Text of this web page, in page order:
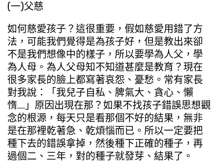
(一)父慈
如何慈愛孩子？這很重要，假如慈愛用錯了方
法，可能我們覺得是為孩子好，但是教出來卻
不是我們想像中的樣子，所以要學為人父，學
為人母。為人父母知不知道甚麼是教育？現在
很多家長的臉上都寫著哀怨、憂愁。常有家長
對我說：「我兒子自私、脾氣大、貪心、懶
惰….」原因出現在那？如果不找孩子錯誤思想觀
念的根源，每天只是看那個不好的結果，無非
是在那裡乾著急、乾煩惱而已。所以一定要把
種下去的錯誤拿掉，然後種下正確的種子，再
過個二、三年，對的種子就發芽、結果了。